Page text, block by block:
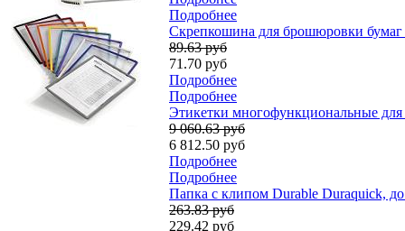
Подробнее
Скрепкошина для брошюровки
89.63 руб
71.70 руб
Подробнее
Подробнее
Этикетки многофункциональные
9 060.63 руб
6 812.50 руб
Подробнее
Подробнее
Папка с клипом Durable Duraquick,
263.83 руб
229.42 руб